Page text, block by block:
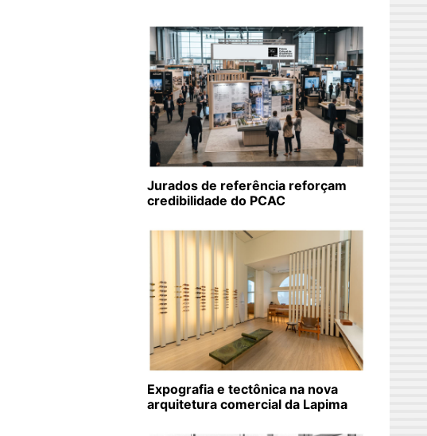
Jurados de referência reforçam
credibilidade do PCAC
Expografia e tectônica na nova
arquitetura comercial da Lapima